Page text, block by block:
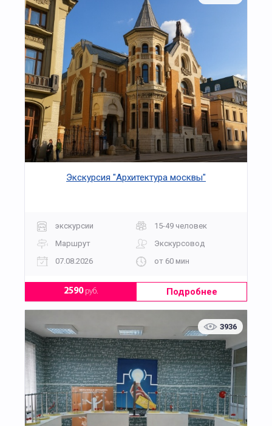
Экскурсия "Архитектура москвы"
экскурсии
15-49 человек
Маршрут
Экскурсовод
07.08.2026
от 60 мин
2590руб. Подробнее
3936